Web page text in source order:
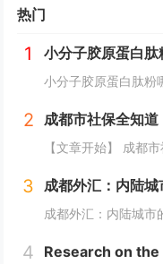
热门
1
2 成都市社保全知
3 成都外汇：内陆
4